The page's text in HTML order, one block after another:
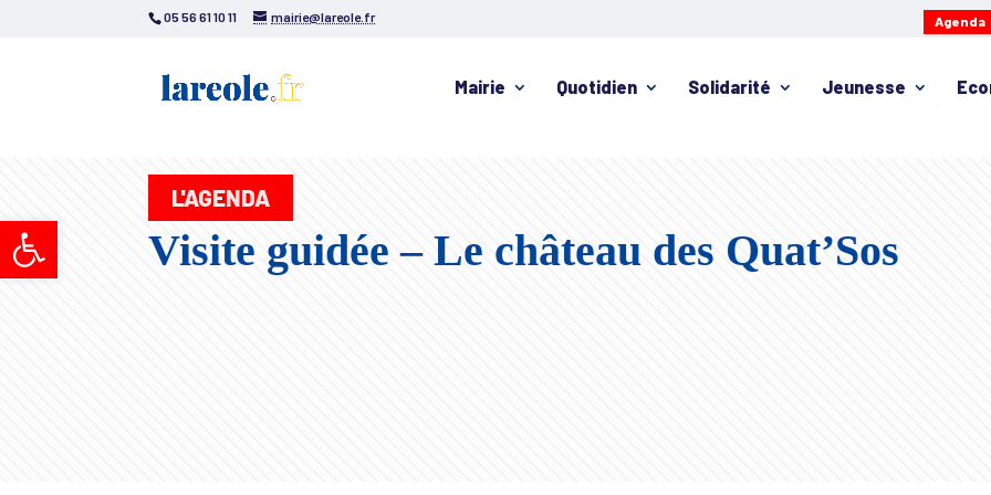
Ouvrir la barre d’outils
05 56 61 10 11 mairie@lareole.fr Agenda
Mairie Quotidien Solidarité Jeunesse
L'AGENDA
Visite guidée – Le château des Quat’Sos